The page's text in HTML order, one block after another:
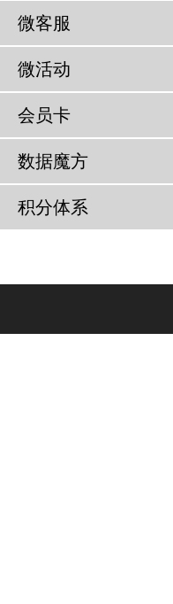
微客服
微活动
会员卡
数据魔方
积分体系